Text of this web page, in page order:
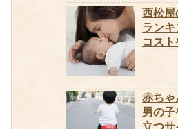
西松屋
ラン
コスト
赤ちゃ
男の
立つサ